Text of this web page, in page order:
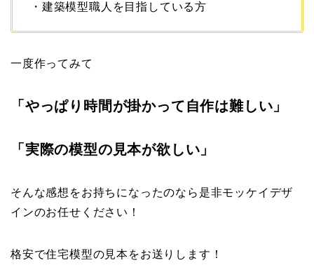
・建築模型職人を目指している方
一度作ってみて
「やっぱり時間が掛かって自作は難しい」
「実際の模型の見本が欲しい」
そんな感想をお持ちになったのなら是非モッケイデザ
インのお任せください！
格安で住宅模型の見本をお送りします！